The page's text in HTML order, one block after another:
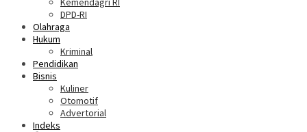
DPD-RI
Olahraga
Hukum
Kriminal
Pendidikan
Bisnis
Kuliner
Otomotif
Advertorial
Indeks